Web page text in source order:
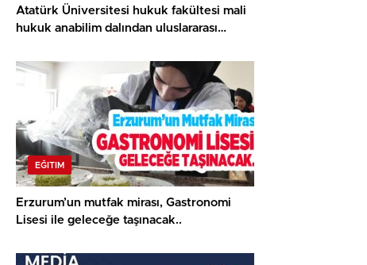
Atatürk Üniversitesi hukuk fakültesi mali
hukuk anabilim dalından uluslararası
EĞITIM
Erzurum’un mutfak mirası, Gastronomi
Lisesi ile geleceğe taşınacak..